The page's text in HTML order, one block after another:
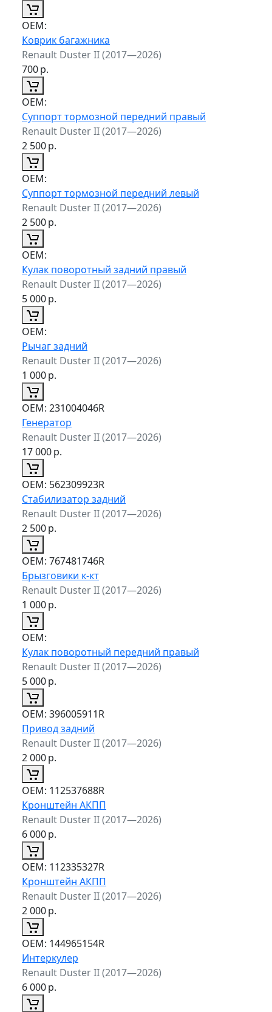
ОЕМ:
Коврик багажника
Renault Duster II (2017—2026)
700р.
ОЕМ:
Суппорт тормозной передний правый
Renault Duster II (2017—2026)
2 500р.
ОЕМ:
Суппорт тормозной передний левый
Renault Duster II (2017—2026)
2 500р.
ОЕМ:
Кулак поворотный задний правый
Renault Duster II (2017—2026)
5 000р.
ОЕМ:
Рычаг задний
Renault Duster II (2017—2026)
1 000р.
ОЕМ: 231004046R
Генератор
Renault Duster II (2017—2026)
17 000р.
ОЕМ: 562309923R
Стабилизатор задний
Renault Duster II (2017—2026)
2 500р.
ОЕМ: 767481746R
Брызговики к-кт
Renault Duster II (2017—2026)
1 000р.
ОЕМ:
Кулак поворотный передний правый
Renault Duster II (2017—2026)
5 000р.
ОЕМ: 396005911R
Привод задний
Renault Duster II (2017—2026)
2 000р.
ОЕМ: 112537688R
Кронштейн АКПП
Renault Duster II (2017—2026)
6 000р.
ОЕМ: 112335327R
Кронштейн АКПП
Renault Duster II (2017—2026)
2 000р.
ОЕМ: 144965154R
Интеркулер
Renault Duster II (2017—2026)
6 000р.